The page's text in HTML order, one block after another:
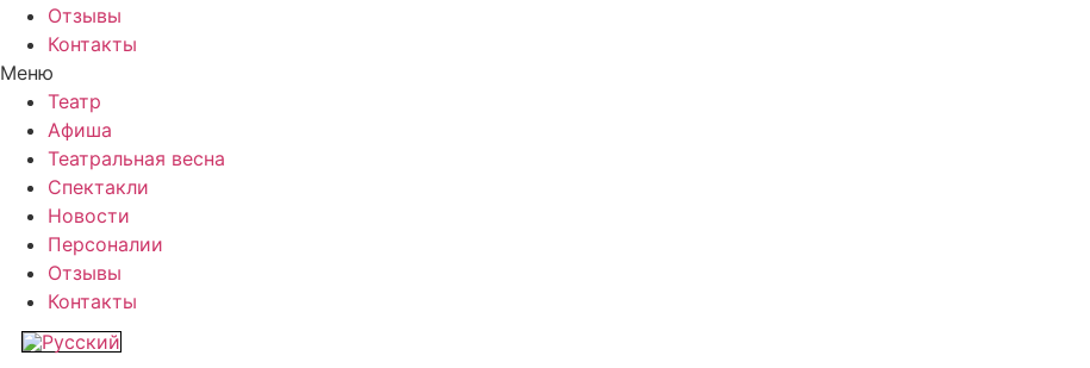
Отзывы
Контакты
Меню
Театр
Афиша
Театральная весна
Спектакли
Новости
Персоналии
Отзывы
Контакты